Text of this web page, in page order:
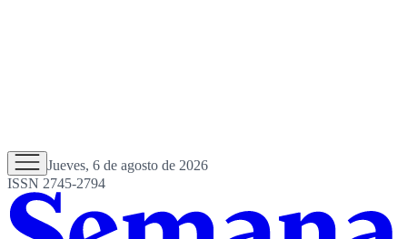
Jueves, 6 de agosto de 2026
ISSN 2745-2794